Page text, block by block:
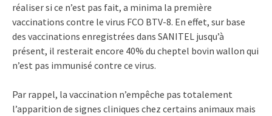
réaliser si ce n’est pas fait, a minima la première
vaccinations contre le virus FCO BTV-8. En effet, sur base
des vaccinations enregistrées dans SANITEL jusqu’à
présent, il resterait encore 40% du cheptel bovin wallon qui
n’est pas immunisé contre ce virus.
Par rappel, la vaccination n’empêche pas totalement
l’apparition de signes cliniques chez certains animaux mais